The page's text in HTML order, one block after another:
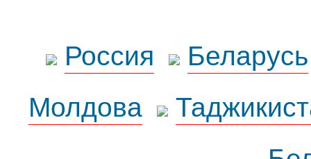
Россия
Беларусь
Молдова